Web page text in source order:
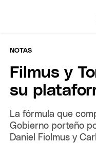
NOTAS
Filmus y
su
La fórmula que
Gobierno porteño
Daniel Fiolmus y